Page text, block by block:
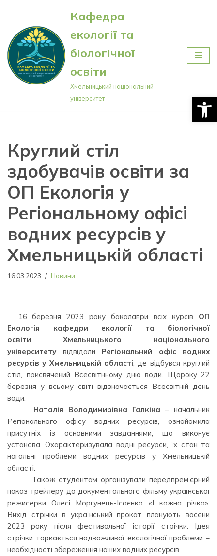
Перейти
до
вмісту
Кафедра
екології та
біологічної
освіти
Хмельницький національний
університет
Круглий стіл
здобувачів освіти за
ОП Екологія у
Регіональному офісі
водних ресурсів у
Хмельницькій області
16.03.2023 Новини
16 березня 2023 року бакалаври всіх курсів ОП
Екологія
кафедри екології та біологічної
освіти
Хмельницького національного
університету відвідали Регіональний офіс водних
ресурсів у Хмельницькій області, де відбувся круглий
стіл, присвячений Всесвітньому дню води. Щороку 22
березня у всьому світі відзначається Всесвітній день
води.
Наталія Володимирівна Галкіна – начальник
Регіонального офісу водних ресурсів, ознайомила
присутніх із основними завданнями, що виконує
установа. Охарактеризувала водні ресурси, їх стан та
нагальні проблеми водних ресурсів у Хмельницькій
області.
⠀⠀⠀ ⠀Також студентам організували передпрем’єрний
показ трейлеру до документального фільму української
режисерки Олесі Моргунець-Ісаєнко «І кожна річка».
Вихід стрічки в український прокат планують восени
2023 року після фестивальної історії стрічки. Ідея
стрічки торкається надважливої екологічної проблеми –
необхідності збереження наших водних ресурсів.